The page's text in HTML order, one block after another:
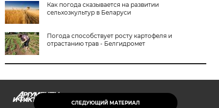
СЛЕДУЮЩИЙ МАТЕРИАЛ
Как погода сказывается на развитии
сельхозкультур в Беларуси
Погода способствует росту картофеля и
отрастанию трав - Белгидромет